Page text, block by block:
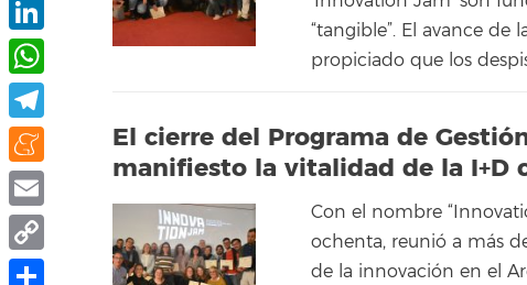
“tangible”. El avance de
propiciado que los
El cierre del Programa de
manifiesto la vitalidad de la I+D
Con el nombre
ochenta, reunió a más
de la innovación en el
LinkedIn
WhatsApp
Telegram
Meneame
Email
Copy